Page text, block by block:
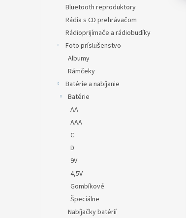
Bluetooth reproduktory
Rádia s CD prehrávačom
Rádioprijímače a rádiobudíky
Foto príslušenstvo
Albumy
Rámčeky
Batérie a nabíjanie
Batérie
AA
AAA
C
D
9V
4,5V
Gombíkové
Špeciálne
Nabíjačky batérií